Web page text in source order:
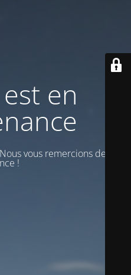
en
vous remercions de votre
!